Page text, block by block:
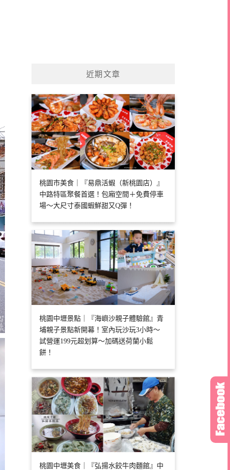
近期文章
桃園市美食｜『易鼎活蝦（新桃園店）』
中路特區聚餐首選！包廂空間＋免費停車
場～大尺寸泰國蝦鮮甜又Q彈！
桃園中壢景點｜『海嶼沙親子體驗館』青
埔親子景點新開幕！室內玩沙玩3小時～
試營運199元超划算～加碼送荷蘭小鬆
餅！
桃園中壢美食｜『弘揚水餃牛肉麵館』中